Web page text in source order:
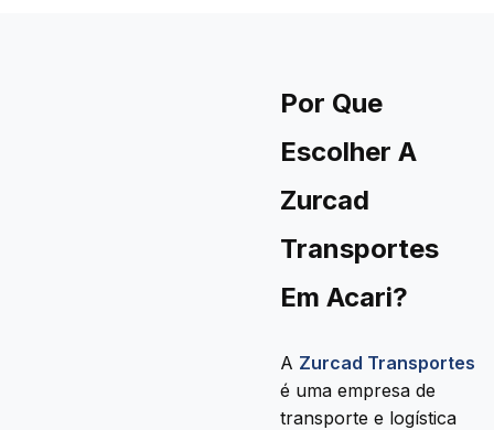
Por Que
Escolher A
Zurcad
Transportes
Em Acari?
A Zurcad Transportes
é uma empresa de
transporte e logística